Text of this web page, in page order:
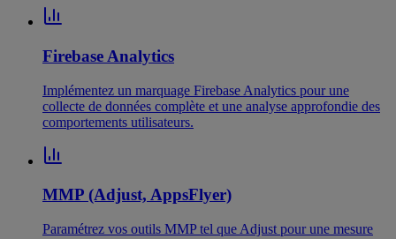
Firebase Analytics
Implémentez un marquage Firebase Analytics pour une
collecte de données complète et une analyse approfondie des
comportements utilisateurs.
MMP (Adjust, AppsFlyer)
Paramétrez vos outils MMP tel que Adjust pour une mesure